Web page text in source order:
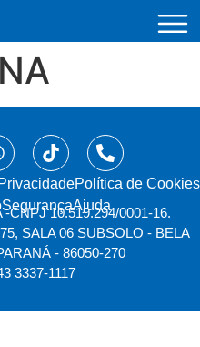
Política de Cookies
SegurançaAjuda
-CNPJ 10.519.294/0001-16.
SALA 06 SUBSOLO - BELA
- 86050-270
3337-1117